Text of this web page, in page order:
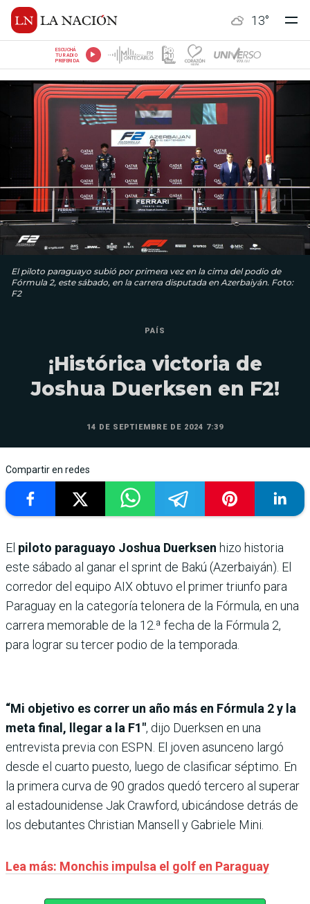
13°
ESCUCHÁ
TU RADIO
PREFERIDA
El piloto paraguayo subió por primera vez en la cima del podio de
Fórmula 2, este sábado, en la carrera disputada en Azerbaiyán. Foto:
F2
PAÍS
¡Histórica victoria de
Joshua Duerksen en F2!
14 DE SEPTIEMBRE DE 2024 7:39
Compartir en redes
El piloto paraguayo Joshua Duerksen hizo historia
este sábado al ganar el sprint de Bakú (Azerbaiyán). El
corredor del equipo AIX obtuvo el primer triunfo para
Paraguay en la categoría telonera de la Fórmula, en una
carrera memorable de la 12.ª fecha de la Fórmula 2,
para lograr su tercer podio de la temporada.
“Mi objetivo es correr un año más en Fórmula 2 y la
meta final, llegar a la F1″, dijo Duerksen en una
entrevista previa con ESPN. El joven asunceno largó
desde el cuarto puesto, luego de clasificar séptimo. En
la primera curva de 90 grados quedó tercero al superar
al estadounidense Jak Crawford, ubicándose detrás de
los debutantes Christian Mansell y Gabriele Mini.
Lea más: Monchis impulsa el golf en Paraguay